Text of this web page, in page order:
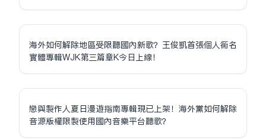
海外如何解除地區受限聽國內新歌？王俊凱首張個人同名
實體專輯WJK第三篇章K今日上線！
戀與製作人夏日漫遊指南專輯現已上架！海外黨如何解除
音源版權限制使用國內音樂平台聽歌？